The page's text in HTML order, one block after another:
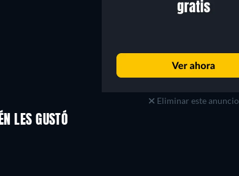
Eliminar este anuncio
LES GUSTÓ